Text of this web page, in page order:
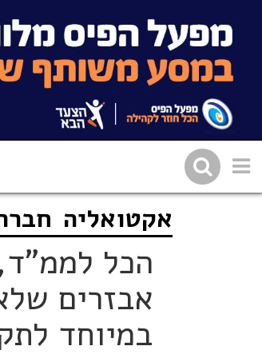
שתפו בפייסבוק
אקטואליה
הכל
אבזרים
במיוחד